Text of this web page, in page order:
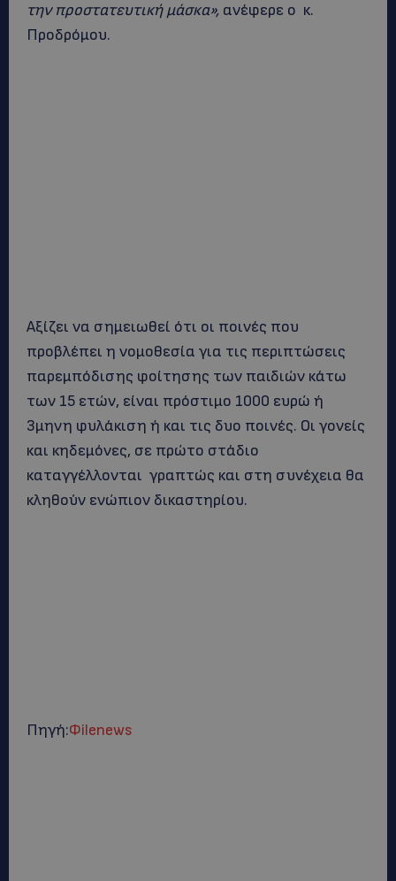
την προστατευτική μάσκα», ανέφερε ο κ.
Προδρόμου.
Αξίζει να σημειωθεί ότι οι ποινές που
προβλέπει η νομοθεσία για τις περιπτώσεις
παρεμπόδισης φοίτησης των παιδιών κάτω
των 15 ετών, είναι πρόστιμο 1000 ευρώ ή
3μηνη φυλάκιση ή και τις δυο ποινές. Οι γονείς
και κηδεμόνες, σε πρώτο στάδιο
καταγγέλλονται γραπτώς και στη συνέχεια θα
κληθούν ενώπιον δικαστηρίου.
Πηγή:Φilenews